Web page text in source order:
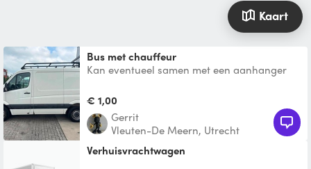
Kaart
Bus met chauffeur
Kan eventueel samen met een aanhanger
€ 1,00
Gerrit
Vleuten-De Meern, Utrecht
Verhuisvrachtwagen